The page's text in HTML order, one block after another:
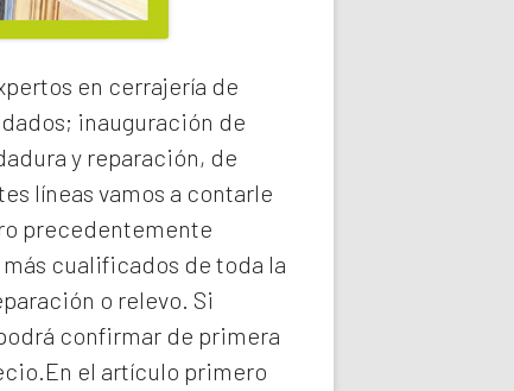
en cerrajería de
inauguración de
y reparación, de
líneas vamos a contarle
precedentemente
cualificados de toda la
o relevo. Si
confirmar de primera
el artículo primero